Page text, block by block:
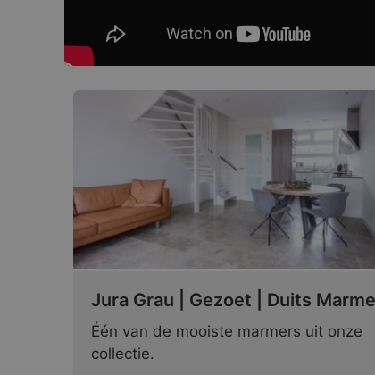
Jura Grau | Gezoet | Duits
Één van de mooiste marmers uit onze
collectie.